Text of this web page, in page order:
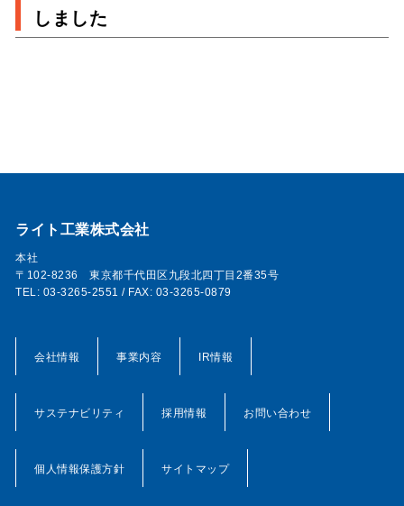
しました
ライト工業株式会社
本社
〒102-8236 東京都千代田区九段北四丁目2番35号
TEL: 03-3265-2551 / FAX: 03-3265-0879
会社情報 事業内容 IR情報
サステナビリティ 採用情報 お問い合わせ
個人情報保護方針 サイトマップ